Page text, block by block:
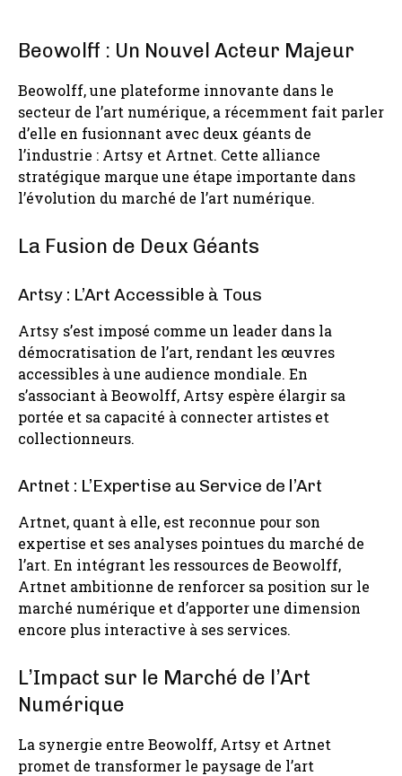
Beowolff : Un Nouvel Acteur Majeur
Beowolff, une plateforme innovante dans le
secteur de l’art numérique, a récemment fait parler
d’elle en fusionnant avec deux géants de
l’industrie : Artsy et Artnet. Cette alliance
stratégique marque une étape importante dans
l’évolution du marché de l’art numérique.
La Fusion de Deux Géants
Artsy : L’Art Accessible à Tous
Artsy s’est imposé comme un leader dans la
démocratisation de l’art, rendant les œuvres
accessibles à une audience mondiale. En
s’associant à Beowolff, Artsy espère élargir sa
portée et sa capacité à connecter artistes et
collectionneurs.
Artnet : L’Expertise au Service de l’Art
Artnet, quant à elle, est reconnue pour son
expertise et ses analyses pointues du marché de
l’art. En intégrant les ressources de Beowolff,
Artnet ambitionne de renforcer sa position sur le
marché numérique et d’apporter une dimension
encore plus interactive à ses services.
L’Impact sur le Marché de l’Art
Numérique
La synergie entre Beowolff, Artsy et Artnet
promet de transformer le paysage de l’art